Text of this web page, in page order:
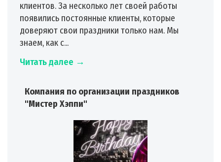
клиентов. За несколько лет своей работы
появились постоянные клиенты, которые
доверяют свои праздники только нам. Мы
знаем, как с...
Читать далее →
Компания по организации праздников
"Мистер Хэппи"